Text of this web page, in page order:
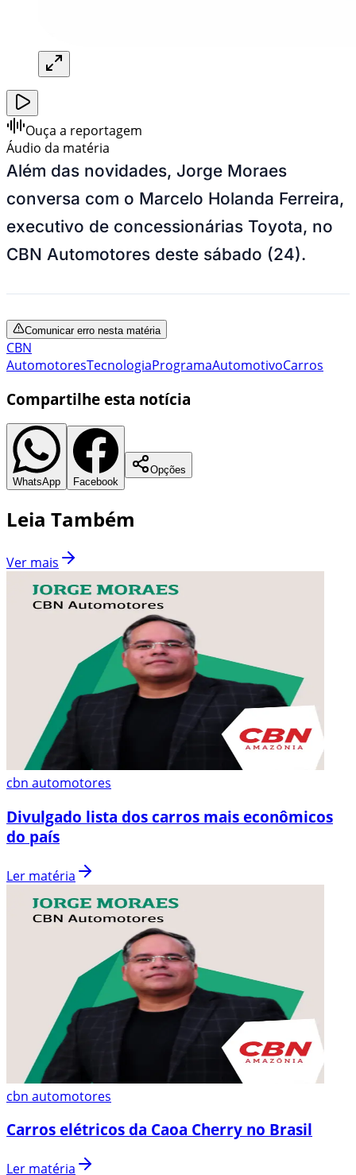
Ouça a reportagem
Áudio da matéria
Além das novidades, Jorge Moraes
conversa com o Marcelo Holanda Ferreira,
executivo de concessionárias Toyota, no
CBN Automotores deste sábado (24).
Comunicar erro nesta matéria
CBN
AutomotoresTecnologiaProgramaAutomotivoCarros
Compartilhe esta notícia
WhatsApp Facebook
Opções
Leia Também
Ver mais
cbn automotores
Divulgado lista dos carros mais econômicos
do país
Ler matéria
cbn automotores
Carros elétricos da Caoa Cherry no Brasil
Ler matéria